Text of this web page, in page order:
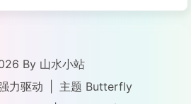
By 山水小站
力驱动 主题 Butterfly